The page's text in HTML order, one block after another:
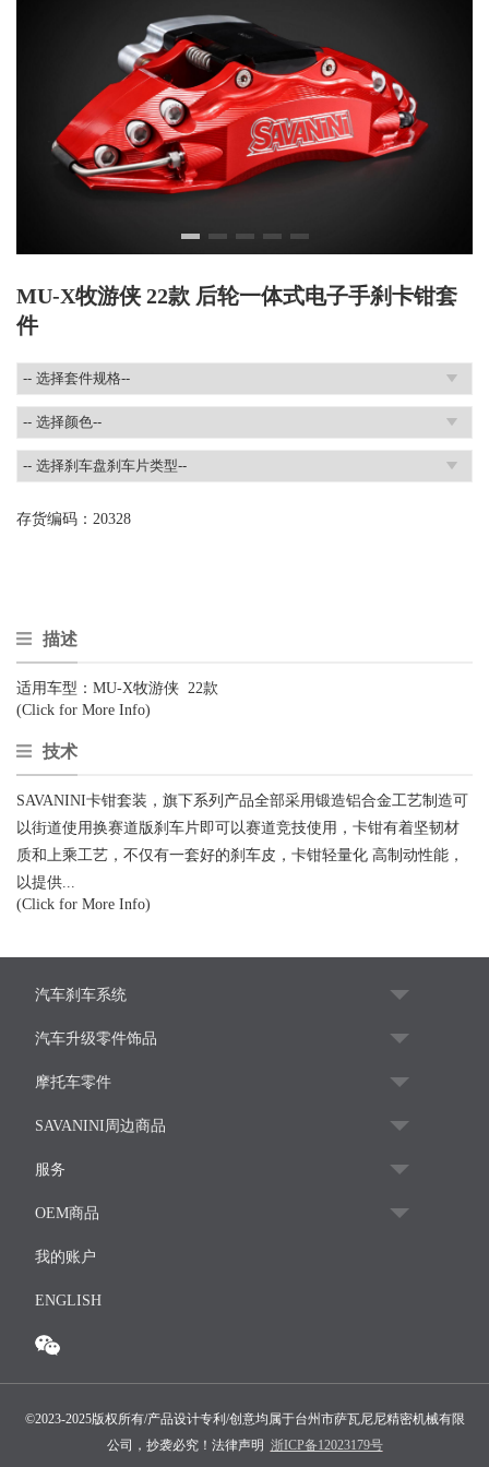
MU-X牧游侠 22款 后轮一体式电子手刹卡钳套
件
存货编码： 20328
描述
适用车型：MU-X牧游侠 22款
(Click for More Info)
技术
SAVANINI卡钳套装，旗下系列产品全部采用锻造铝合金工艺制造可
以街道使用换赛道版刹车片即可以赛道竞技使用，卡钳有着坚韧材
质和上乘工艺，不仅有一套好的刹车皮，卡钳轻量化 高制动性能，
以提供...
(Click for More Info)
汽车刹车系统
汽车升级零件饰品
摩托车零件
SAVANINI周边商品
服务
OEM商品
我的账户
ENGLISH
©2023-2025版权所有/产品设计专利/创意均属于台州市萨瓦尼尼精密机械有限
公司，抄袭必究！法律声明 浙ICP备12023179号